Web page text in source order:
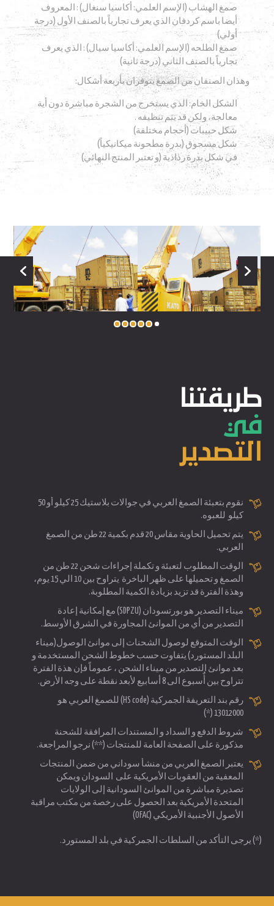
صمغ الهشاب (الإسم العلمي: أكاسيا سنغال) : المعروف
أيضا باسم كردفان الذي يعرف تجارياً بالصنف الأول (درجة
أولي)
صمغ الطلحه (الإسم العلمي: أكاسيا سيال) : الذي يعرف
تجارياً بالصنف الثاني (درجة ثانية)
وهذان الصنفان من الصمغ يتوفران بأربعة أشكال:
الشكل الخام: الذي يستخرج من الشجرة مباشرة دون أية
معالجة، ولكن قد يتم تنظيفه .
شكل حبيبات (أحجام مختلفة)
شكل مسحوق (بدرة مطحونة ميكانيكياً)
في شكل بدرة رذاذية (و تعتبر المنتج النهائي)
طريقتنا
في
التصدير
نقوم بتعبئة الصمغ العربي في جوالات بلاستيك 25 كيلو أو 50
كيلو للعبوه.
يتم تحميل الحاوية مقاس 20 قدم بكمية 22 طن من الصمغ
العربي.
الوقت المطلوب لتعبئة و تكملة إجراءات شحن 22 طن من
الصمغ و تحميلها على ظهر الباخرة يتراوح بين 10 الي 15 يوم،
وهذة الفترة قد تزيد بزيادة الكمية المطلوبة.
ميناء التصدير هو بورتسودان (SDPZU) مع إمكانية إعادة
التصدير من أي من الموانئ المجاورة في الشرق الأوسط.
الوقت المتوقع لوصول الشحنات إلى موانئ الوصول(ميناء
البلد المستورد) يتفاوت حسب خطوط الشحن المستخدمة و
بعد موانئ التصدير من ميناء الشحن ، عموماً فإن هذة الفترة
تتراوح بين أٌسبوع الى 8 أسابيع لأبعد نقطة على وجه الأرض.
رقم بند التعريفة الجمركية (HS code) للصمغ العربي هو
13012000 (*)
شروط الدفع و السداد و المستندات المرافقة للشحنة
مذكورة على الصفحة العامة للمنتجات (**) نرجو المراجعة.
يعتبر الصمغ العربي من منشأ سوداني من ضمن المنتجات
المعفية من العقوبات الأمريكية على السودان ويمكن
تصديرة مباشرة من الموانئ السودانية إلى الولايات
المتحدة الأمريكية بعد الحصول على رخصة من مكتب مراقبة
الأصول الأجنبية الأمريكي (OFAC)
(*) يرجى التأكد من السلطات الجمركية في بلد المستورد.